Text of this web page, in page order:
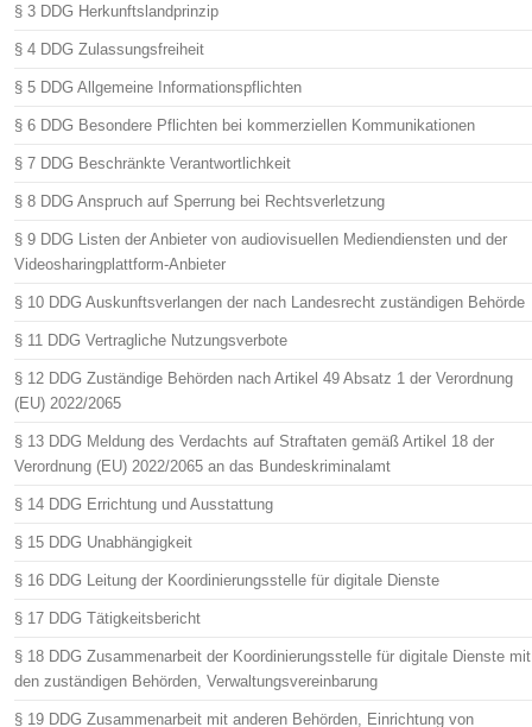
§ 3 DDG Herkunftslandprinzip
§ 4 DDG Zulassungsfreiheit
§ 5 DDG Allgemeine Informationspflichten
§ 6 DDG Besondere Pflichten bei kommerziellen Kommunikationen
§ 7 DDG Beschränkte Verantwortlichkeit
§ 8 DDG Anspruch auf Sperrung bei Rechtsverletzung
§ 9 DDG Listen der Anbieter von audiovisuellen Mediendiensten und der
Videosharingplattform-Anbieter
§ 10 DDG Auskunftsverlangen der nach Landesrecht zuständigen Behörde
§ 11 DDG Vertragliche Nutzungsverbote
§ 12 DDG Zuständige Behörden nach Artikel 49 Absatz 1 der Verordnung
(EU) 2022/2065
§ 13 DDG Meldung des Verdachts auf Straftaten gemäß Artikel 18 der
Verordnung (EU) 2022/2065 an das Bundeskriminalamt
§ 14 DDG Errichtung und Ausstattung
§ 15 DDG Unabhängigkeit
§ 16 DDG Leitung der Koordinierungsstelle für digitale Dienste
§ 17 DDG Tätigkeitsbericht
§ 18 DDG Zusammenarbeit der Koordinierungsstelle für digitale Dienste mit
den zuständigen Behörden, Verwaltungsvereinbarung
§ 19 DDG Zusammenarbeit mit anderen Behörden, Einrichtung von